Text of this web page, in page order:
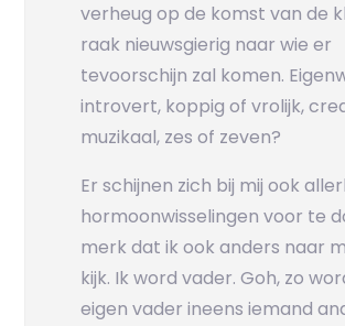
verheug op de komst van de
raak nieuwsgierig naar wie er
tevoorschijn zal komen.
introvert, koppig of vrolijk,
muzikaal, zes of zeven?
Er schijnen zich bij mij ook
hormoonwisselingen voor te
merk dat ik ook anders naar
kijk. Ik word vader. Goh, zo
eigen vader ineens iemand